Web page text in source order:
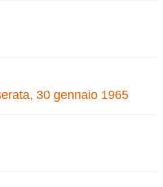
30 gennaio 1965